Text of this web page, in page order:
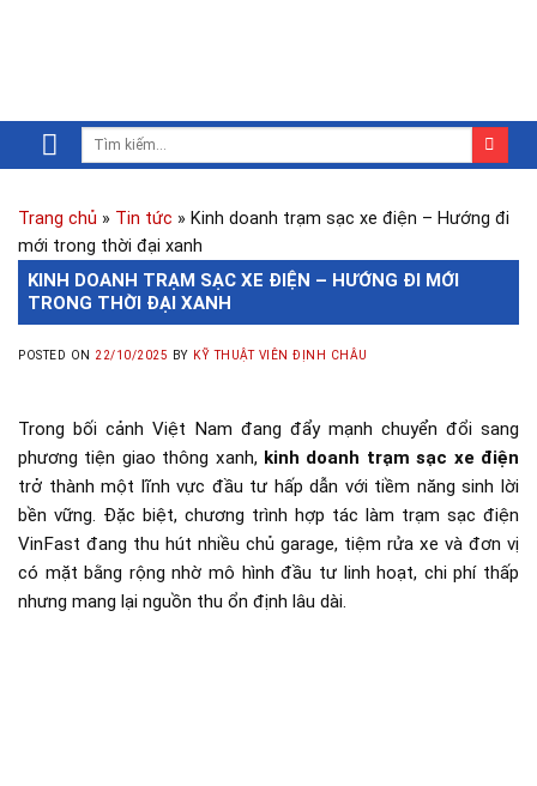
Trang chủ » Tin tức » Kinh doanh trạm sạc xe điện – Hướng đi
mới trong thời đại xanh
KINH DOANH TRẠM SẠC XE ĐIỆN – HƯỚNG ĐI MỚI
TRONG THỜI ĐẠI XANH
POSTED ON 22/10/2025 BY KỸ THUẬT VIÊN ĐỊNH CHÂU
Trong bối cảnh Việt Nam đang đẩy mạnh chuyển đổi sang
phương tiện giao thông xanh, kinh doanh trạm sạc xe điện
trở thành một lĩnh vực đầu tư hấp dẫn với tiềm năng sinh lời
bền vững. Đặc biệt, chương trình hợp tác làm trạm sạc điện
VinFast đang thu hút nhiều chủ garage, tiệm rửa xe và đơn vị
có mặt bằng rộng nhờ mô hình đầu tư linh hoạt, chi phí thấp
nhưng mang lại nguồn thu ổn định lâu dài.